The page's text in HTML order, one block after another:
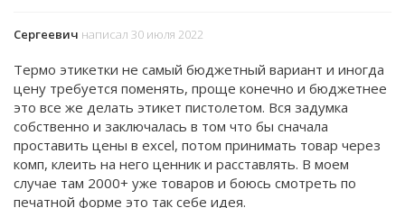
Сергеевич написал 30 июля 2022
Термо этикетки не самый бюджетный вариант и иногда
цену требуется поменять, проще конечно и бюджетнее
это все же делать этикет пистолетом. Вся задумка
собственно и заключалась в том что бы сначала
проставить цены в excel, потом принимать товар через
комп, клеить на него ценник и расставлять. В моем
случае там 2000+ уже товаров и боюсь смотреть по
печатной форме это так себе идея.